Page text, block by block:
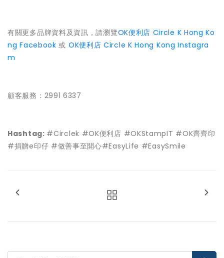
有關更多品牌資料及資訊，請瀏覽OK便利店 Circle K Hong Ko
ng Facebook 或 OK便利店 Circle K Hong Kong Instagra
m
顧客服務：2991 6337
Hashtag: #Circlek #OK便利店 #OKStampIT #OK齊齊印
#捐贈e印仔 #做善事至開心#EasyLife #EasySmile